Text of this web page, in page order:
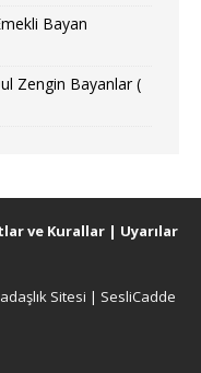
Bayan
Zengin Bayanlar (
ve Kurallar | Uyarılar
Sitesi | SesliCadde